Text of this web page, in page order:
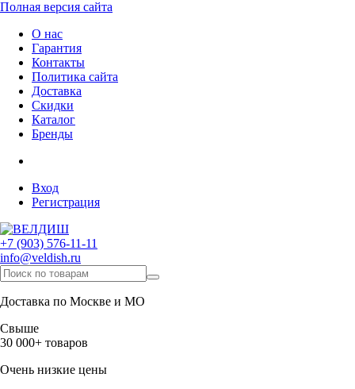
Полная версия сайта
О нас
Гарантия
Контакты
Политика сайта
Доставка
Скидки
Каталог
Бренды
Вход
Регистрация
+7 (903) 576-11-11
info@veldish.ru
Доставка по Москве и МО
Свыше
30 000+ товаров
Очень низкие цены